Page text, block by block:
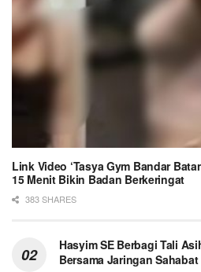
Link Video ‘Tasya Gym Bandar
15 Menit Bikin Badan Berkeringat
383 SHARES
Hasyim SE Berbagi Tali
Bersama Jaringan